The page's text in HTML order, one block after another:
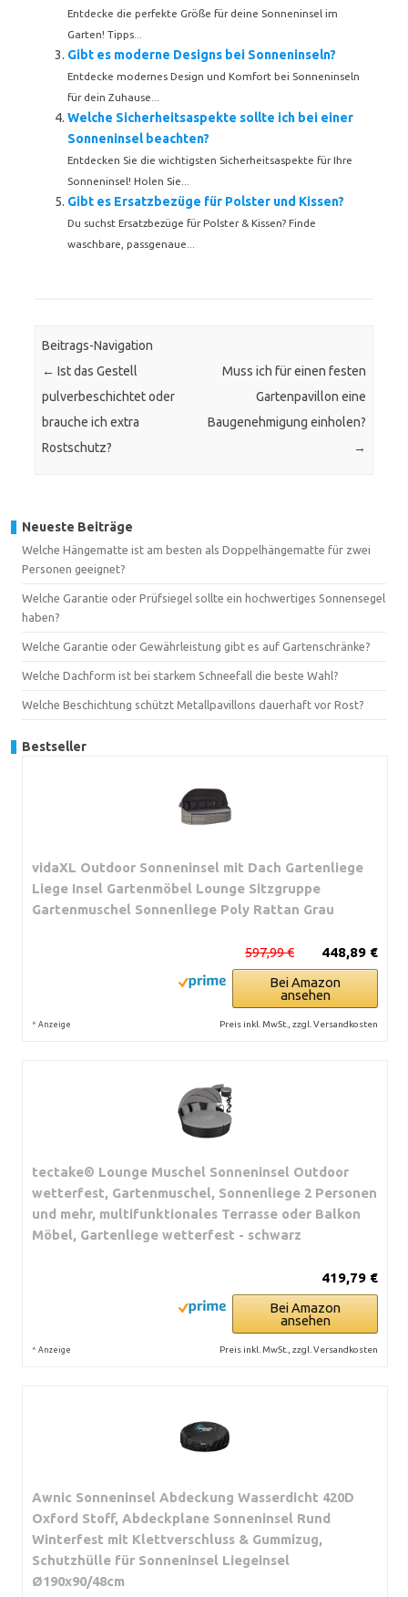
Entdecke die perfekte Größe für deine Sonneninsel im
Garten! Tipps...
Gibt es moderne Designs bei Sonneninseln?
Entdecke modernes Design und Komfort bei Sonneninseln
für dein Zuhause...
Welche Sicherheitsaspekte sollte ich bei einer
Sonneninsel beachten?
Entdecken Sie die wichtigsten Sicherheitsaspekte für Ihre
Sonneninsel! Holen Sie...
Gibt es Ersatzbezüge für Polster und Kissen?
Du suchst Ersatzbezüge für Polster & Kissen? Finde
waschbare, passgenaue...
Beitrags-Navigation
← Ist das Gestell
pulverbeschichtet oder
brauche ich extra
Rostschutz?
Muss ich für einen festen
Gartenpavillon eine
Baugenehmigung einholen?
→
Neueste Beiträge
Welche Hängematte ist am besten als Doppelhängematte für zwei
Personen geeignet?
Welche Garantie oder Prüfsiegel sollte ein hochwertiges Sonnensegel
haben?
Welche Garantie oder Gewährleistung gibt es auf Gartenschränke?
Welche Dachform ist bei starkem Schneefall die beste Wahl?
Welche Beschichtung schützt Metallpavillons dauerhaft vor Rost?
Bestseller
vidaXL Outdoor Sonneninsel mit Dach Gartenliege
Liege Insel Gartenmöbel Lounge Sitzgruppe
Gartenmuschel Sonnenliege Poly Rattan Grau
448,89 €
597,99 €
Bei Amazon
ansehen
* Anzeige Preis inkl. MwSt., zzgl. Versandkosten
tectake® Lounge Muschel Sonneninsel Outdoor
wetterfest, Gartenmuschel, Sonnenliege 2 Personen
und mehr, multifunktionales Terrasse oder Balkon
Möbel, Gartenliege wetterfest - schwarz
419,79 €
Bei Amazon
ansehen
* Anzeige Preis inkl. MwSt., zzgl. Versandkosten
Awnic Sonneninsel Abdeckung Wasserdicht 420D
Oxford Stoff, Abdeckplane Sonneninsel Rund
Winterfest mit Klettverschluss & Gummizug,
Schutzhülle für Sonneninsel Liegeinsel
Ø190x90/48cm